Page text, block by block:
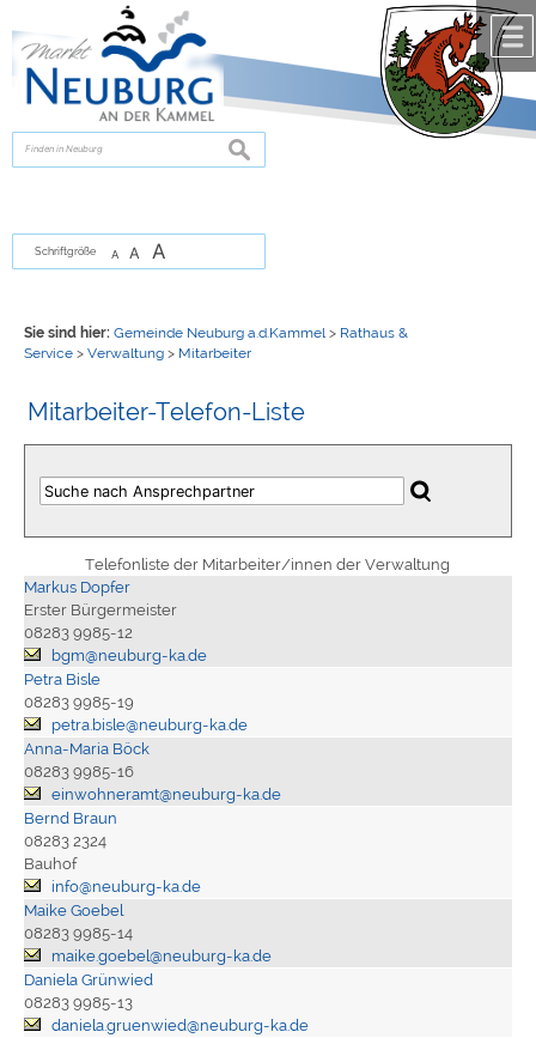
zur Navigationoder
springen.
suchen
Schriftgröße A A A
Sie sind hier: Gemeinde Neuburg a.d.Kammel > Rathaus &
Service> Verwaltung> Mitarbeiter
Mitarbeiter-Telefon-Liste
Telefonliste der Mitarbeiter/innen der Verwaltung
Markus Dopfer
Erster Bürgermeister
08283 9985-12
bgm@neuburg-ka.de
Petra Bisle
08283 9985-19
petra.bisle@neuburg-ka.de
Anna-Maria Böck
08283 9985-16
einwohneramt@neuburg-ka.de
Bernd Braun
08283 2324
Bauhof
info@neuburg-ka.de
Maike Goebel
08283 9985-14
maike.goebel@neuburg-ka.de
Daniela Grünwied
08283 9985-13
daniela.gruenwied@neuburg-ka.de